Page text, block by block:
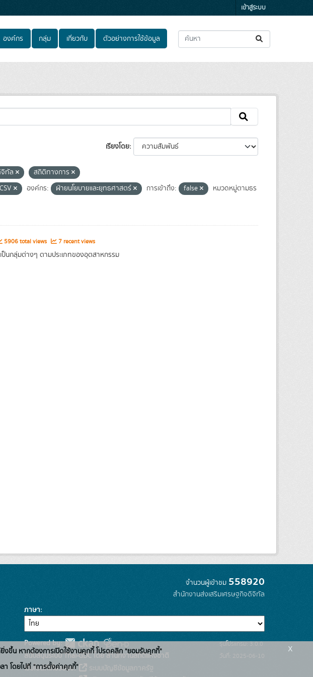
เข้าสู่ระบบ
องค์กร กลุ่ม เกี่ยวกับ ตัวอย่างการใช้ข้อมูล
เรียงโดย
ทัล
สถิติทางการ
CSV องค์กร: ฝ่ายนโยบายและยุทธศาสตร์ การเข้าถึง: false
หมวดหมู่ตามธร
5906 total views 7 recent views
นกลุ่มต่างๆ ตามประเภทของอุตสาหกรรม
จำนวนผู้เข้าชม 558920
สำนักงานส่งเสริมเศรษฐกิจดิจิทัล
ภาษา
Powered by:
สนับสนุนระบบ Thai-GDC โดย สำนักงานสถิติแห่งชาติ
เว็บไซต์ที่เกี่ยวข้อง:
รุ่นโปรแกรม: 3.0.0
วันที่: 2025-06-10
งขึ้น หากต้องการเปิดใช้งานคุกกี้ โปรดคลิก "ยอมรับคุกกี้"
โดยไปที่ "การตั้งค่าคุกกี้"
x